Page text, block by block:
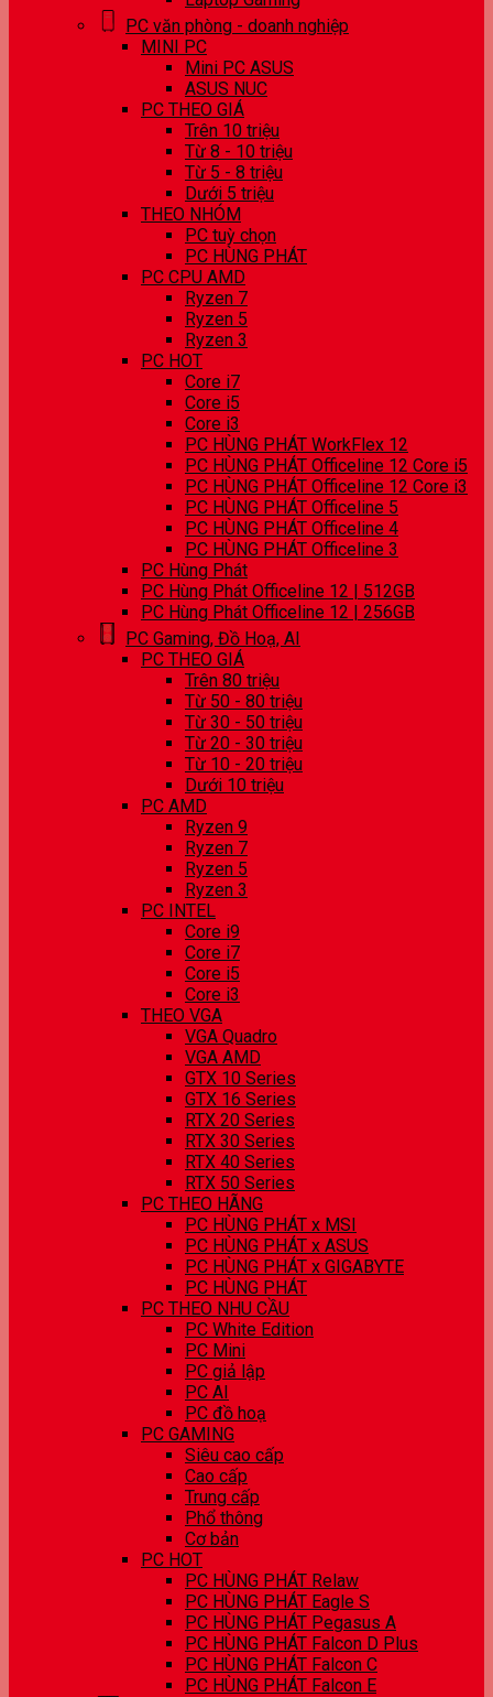
PC văn phòng - doanh nghiệp
MINI PC
Mini PC ASUS
ASUS NUC
PC THEO GIÁ
Trên 10 triệu
Từ 8 - 10 triệu
Từ 5 - 8 triệu
Dưới 5 triệu
THEO NHÓM
PC tuỳ chọn
PC HÙNG PHÁT
PC CPU AMD
Ryzen 7
Ryzen 5
Ryzen 3
PC HOT
Core i7
Core i5
Core i3
PC HÙNG PHÁT WorkFlex 12
PC HÙNG PHÁT Officeline 12 Core i5
PC HÙNG PHÁT Officeline 12 Core i3
PC HÙNG PHÁT Officeline 5
PC HÙNG PHÁT Officeline 4
PC HÙNG PHÁT Officeline 3
PC Hùng Phát
PC Hùng Phát Officeline 12 | 512GB
PC Hùng Phát Officeline 12 | 256GB
PC Gaming, Đồ Hoạ, AI
PC THEO GIÁ
Trên 80 triệu
Từ 50 - 80 triệu
Từ 30 - 50 triệu
Từ 20 - 30 triệu
Từ 10 - 20 triệu
Dưới 10 triệu
PC AMD
Ryzen 9
Ryzen 7
Ryzen 5
Ryzen 3
PC INTEL
Core i9
Core i7
Core i5
Core i3
THEO VGA
VGA Quadro
VGA AMD
GTX 10 Series
GTX 16 Series
RTX 20 Series
RTX 30 Series
RTX 40 Series
RTX 50 Series
PC THEO HÃNG
PC HÙNG PHÁT x MSI
PC HÙNG PHÁT x ASUS
PC HÙNG PHÁT x GIGABYTE
PC HÙNG PHÁT
PC THEO NHU CẦU
PC White Edition
PC Mini
PC giả lập
PC AI
PC đồ hoạ
PC GAMING
Siêu cao cấp
Cao cấp
Trung cấp
Phổ thông
Cơ bản
PC HOT
PC HÙNG PHÁT Relaw
PC HÙNG PHÁT Eagle S
PC HÙNG PHÁT Pegasus A
PC HÙNG PHÁT Falcon D Plus
PC HÙNG PHÁT Falcon C
PC HÙNG PHÁT Falcon E